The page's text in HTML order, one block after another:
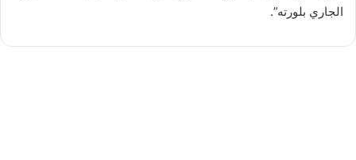
الجاري بلورته”.